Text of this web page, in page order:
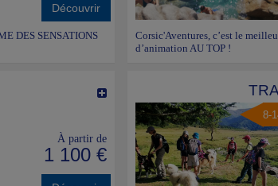
Découvrir
DES SENSATIONS
Corsic'Aventures, c’est le
d’animation AU TOP !
À partir de
1 100 €
8-